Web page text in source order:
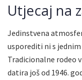
Utjecaj na
Jedinstvena
usporediti ni s
Tradicionalne rodeo
datira još od 1946.